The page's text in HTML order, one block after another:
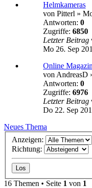
Helmkameras
von Pitterl »
Antworten: 0
Zugriffe: 6850
Letzter Beitrag
Mo 26. Sep
Online
von AndreasD
Antworten: 0
Zugriffe: 6976
Letzter Beitrag
Do 22. Sep
Neues Thema
Anzeigen:
Richtung:
16 Themen • Seite 1 von 1